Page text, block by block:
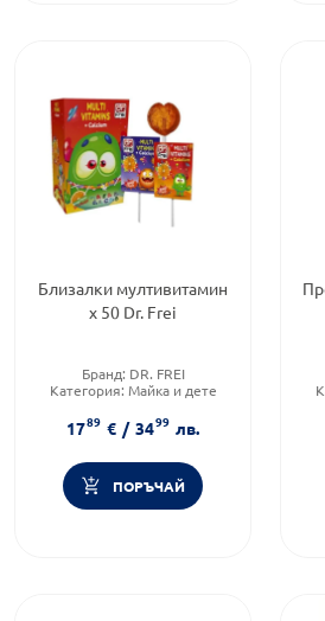
Близалки мултивитамин
х 50 Dr. Frei
Бранд: DR. FREI
Категория: Майка и дете
близалки
1789 € / 3499 лв.
ПОРЪЧАЙ